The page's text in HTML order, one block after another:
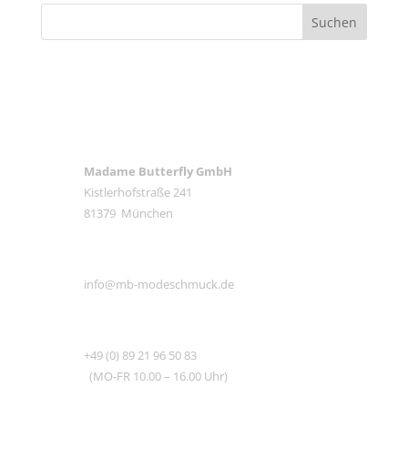
Madame Butterfly GmbH
Kistlerhofstraße 241
81379 München
info@mb-modeschmuck.de
+49 (0) 89 21 96 50 83
(MO-FR 10.00 – 16.00 Uhr)